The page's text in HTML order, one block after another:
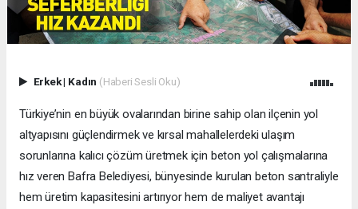
Erkek| Kadın (Haberi Sesli Oku)
Türkiye’nin en büyük ovalarından birine sahip olan ilçenin yol
altyapısını güçlendirmek ve kırsal mahallelerdeki ulaşım
sorunlarına kalıcı çözüm üretmek için beton yol çalışmalarına
hız veren Bafra Belediyesi, bünyesinde kurulan beton santraliyle
hem üretim kapasitesini artırıyor hem de maliyet avantajı